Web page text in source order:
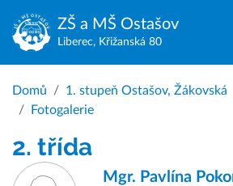
ZŠ a MŠ Ostašov
Liberec, Křižanská 80
Domů 1. stupeň Ostašov, Žákovská
Fotogalerie
2. třída
Mgr. Pavlína